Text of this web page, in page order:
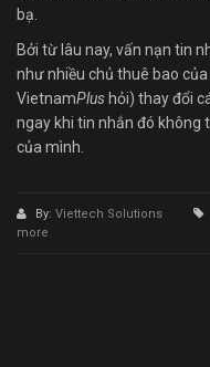
bạ.
Bởi từ lâu nay, vấn nạn tin
như nhiều chủ thuê bao
VietnamPlus hỏi) thay đổi
ngay khi tin nhắn đó không
của mình.
By: Viettech Solutions
more